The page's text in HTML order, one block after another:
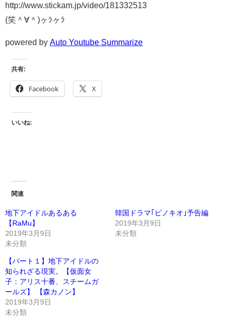
http://www.stickam.jp/video/181332513
(笑＾∀＾)ヶﾗヶﾗ
powered by Auto Youtube Summarize
共有:
Facebook X
いいね:
関連
地下アイドルあるある
【RaMu】
2019年3月9日
未分類
韓国ドラマ｢ピノキオ｣予告編
2019年3月9日
未分類
【パート１】地下アイドルの
知られざる現実。【仮面女
子：アリス十番、スチームガ
ールズ】 【森カノン】
2019年3月9日
未分類